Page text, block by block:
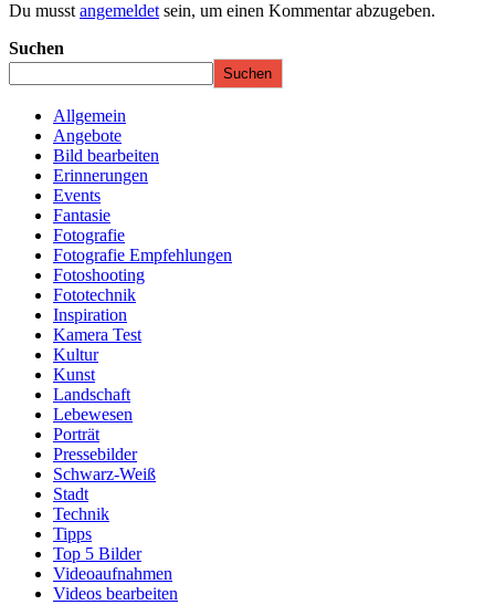
Du musst angemeldet sein, um einen Kommentar abzugeben.
Suchen
Suchen
Allgemein
Angebote
Bild bearbeiten
Erinnerungen
Events
Fantasie
Fotografie
Fotografie Empfehlungen
Fotoshooting
Fototechnik
Inspiration
Kamera Test
Kultur
Kunst
Landschaft
Lebewesen
Porträt
Pressebilder
Schwarz-Weiß
Stadt
Technik
Tipps
Top 5 Bilder
Videoaufnahmen
Videos bearbeiten